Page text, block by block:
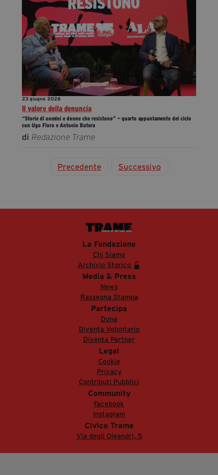
23 giugno 2026
Il valore della denuncia
“Storie di uomini e donne che resistono” — quarto appuntamento del ciclo
con Ugo Floro e Antonio Butera
di Redazione Trame
Precedente Successivo
La Fondazione
Chi Siamo
Archivio Storico
Media & Press
News
Rassegna Stampa
Partecipa
Dona
Diventa Volontario
Diventa Partner
Legal
Cookie
Privacy
Contributi Pubblici
Community
Facebook
Instagram
Civico Trame
Via degli Oleandri, 5